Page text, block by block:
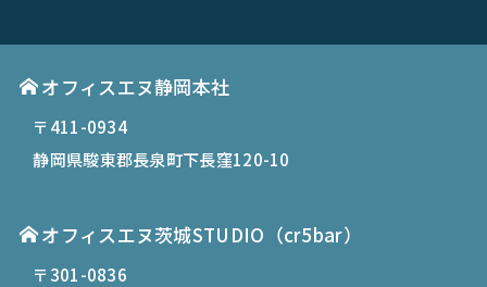
オフィスエヌ静岡本社
〒411-0934
静岡県駿東郡長泉町下長窪120-10
オフィスエヌ茨城STUDIO（cr5bar）
〒301-0836